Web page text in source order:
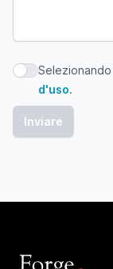
Selezionando
d'uso.